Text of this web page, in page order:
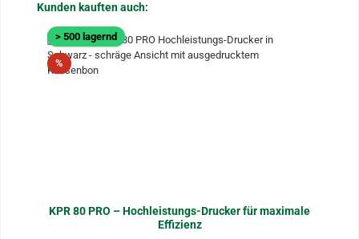
Produktgalerie überspringen
Kunden kauften auch:
> 500 lagernd
%Rabatt
KPR 80 PRO – Hochleistungs-Drucker für maximale
Effizienz